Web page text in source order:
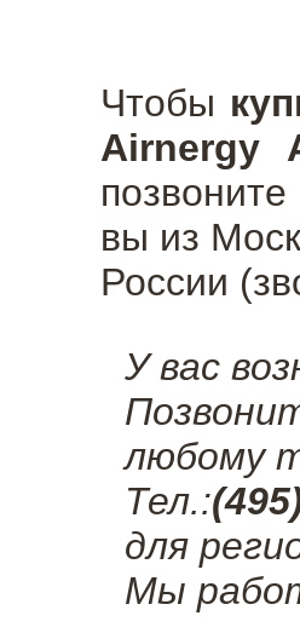
Чтобы
Airnergy
вы из
России
У вас
любому
Тел.:
для
Мы